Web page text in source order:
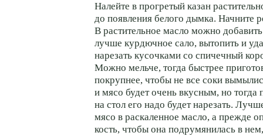
Налейте в прогретый казан
до появления белого дымка. Начните
В растительное масло можно
лучше курдючное сало, вытопить и
нарезать кусочками со спичечный
Можно мельче, тогда быстрее
покрупнее, чтобы не все соки
и мясо будет очень вкусным, но тогда
на стол его надо будет нарезать.
мясо в раскаленное масло, а прежде
кость, чтобы она подрумянилась в